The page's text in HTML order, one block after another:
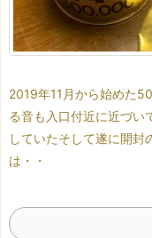
2019年11月から始めた
る音も 入口付近に近づい
していたそして遂に開封
は・・